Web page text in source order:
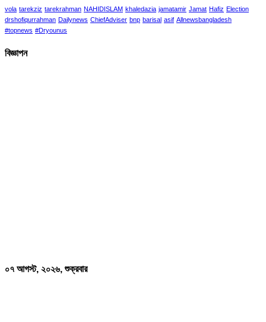
vola tarekziz tarekrahman NAHIDISLAM khaledazia jamatamir Jamat Hafiz Election
drshofiqurrahman Dailynews ChiefAdviser bnp barisal asif Allnewsbangladesh
#topnews #Dryounus
বিজ্ঞাপন
০৭ আগস্ট, ২০২৬, শুক্রবার